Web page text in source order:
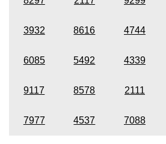
3932 8616 4744
6085 5492 4339
9117 8578 2111
7977 4537 7088